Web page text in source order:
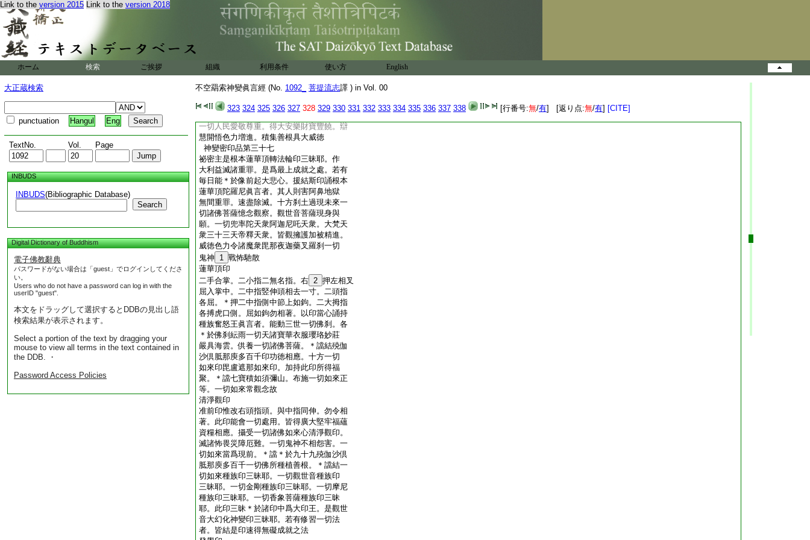
Link to the version 2015 Link to the version 2018
ホーム 検索 ご挨拶 組織 利用条件 使い方 English
大正蔵検索
punctuation Hangul Eng
TextNo. Vol. Page
INBUDS
INBUDS(Bibliographic Database)
Search
Digital Dictionary of Buddhism
電子佛教辭典
パスワードがない場合は「guest」でログインしてくださ
い。
Users who do not have a password can log in with the
userID "guest".
本文をドラッグして選択するとDDBの見出し語
検索結果が表示されます。
Select a portion of the text by dragging your
mouse to view all terms in the text contained in
the DDB. ・
Password Access Policies
不空羂索神變眞言經 (No. 1092_ 菩提流志譯 ) in Vol. 00
323 324 325 326 327 328 329 330 331 332 333 334 335 336 337 338 [行番号:無/有] [返り点:無/有] [CITE]
釋天那羅延天并諸天衆。各持寶華供養瞻
仰。多羅菩薩座下。置焔摩王水天毘樓博叉
天王毘沙門天王。半＊加趺坐各持器仗。半拏
羅婆枲抳白衣菩薩座下。置倶廢羅天倶摩
羅天提頭頼吒天王毘樓勒叉天王。半＊加趺
坐各持器仗。觀世音菩薩座下。右持眞言者
10 長跪而坐。一手把數珠一手把香爐瞻仰菩
薩。祕密主此根本蓮華頂觀世音像。能攝一
切旖暮伽王廣大解脱蓮華曼拏羅像。若常
無間歡喜合掌觀禮供養。則得解除一切惡
一切人民愛敬尊重。得大安樂財寶豐饒。辯
慧開悟色力増進。積集善根具大威徳
神變密印品第三十七
祕密主是根本蓮華頂轉法輪印三昧耶。作
大利益滅諸重罪。是爲最上成就之處。若有
毎日能＊於像前起大悲心。援結斯印誦根本
蓮華頂陀羅尼眞言者。其人則害阿鼻地獄
無間重罪。速盡除滅。十方刹土過現未來一
切諸佛菩薩憶念觀察。觀世音菩薩現身與
願。一切兜率陀天衆阿迦尼吒天衆。大梵天
衆三十三天帝釋天衆。皆觀擁護加被精進。
威徳色力令諸魔衆毘那夜迦藥叉羅刹一切
鬼神 1 戰怖馳散
蓮華頂印
二手合掌。二小指二無名指。右 2 押左相叉
屈入掌中。二中指竪伸頭相去一寸。二頭指
各屈。＊押二中指側中節上如鉤。二大拇指
各搏虎口側。屈如鉤勿相著。以印當心誦持
種族奮怒王眞言者。能動三世一切佛刹。各
＊於佛刹紜雨一切天諸寶華衣服瓔珞妙莊
嚴具海雲。供養一切諸佛菩薩。＊譡結殑伽
沙倶胝那庾多百千印功徳相應。十方一切
如來印毘盧遮那如來印。加持此印所得福
聚。＊譡七寶積如須彌山。布施一切如來正
等。一切如來常觀念故
清淨觀印
准前印惟改右頭指頭。與中指同伸。勿令相
著。此印能會一切處用。皆得廣大堅牢福蘊
資糧相應。攝受一切諸佛如來心清淨觀印。
滅諸怖畏災障厄難。一切鬼神不相怨害。一
切如來當爲現前。＊譡＊於九十九殑伽沙倶
胝那庾多百千一切佛所種植善根。＊譡結一
切如來種族印三昧耶。一切觀世音種族印
三昧耶。一切金剛種族印三昧耶。一切摩尼
種族印三昧耶。一切香象菩薩種族印三昧
耶。此印三昧＊於諸印中爲大印王。是觀世
音大幻化神變印三昧耶。若有修習一切法
者。皆結是印速得無礙成就之法